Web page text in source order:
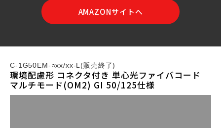
AMAZONサイトへ
C-1G50EM-○xx/xx-L(販売終了)
環境配慮形 コネクタ付き 単心光ファイバコード
マルチモード(OM2) GI 50/125仕様